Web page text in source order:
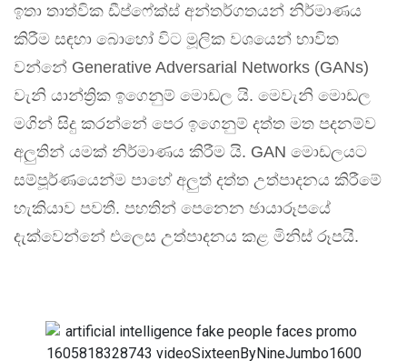
ඉතා තාත්වික ඩීප්ෆේක්ස් අන්තර්ගතයන් නිර්මාණය
කිරීම සඳහා බොහෝ විට මූලික වශයෙන් භාවිත
වන්නේ Generative Adversarial Networks (GANs)
වැනි යාන්ත්‍රික ඉගෙනුම් මොඩල යි. මෙවැනි මොඩල
මගින් සිදු කරන්නේ පෙර ඉගෙනුම් දත්ත මත පදනම්ව
අලුතින් යමක් නිර්මාණය කිරීම යි. GAN මොඩලයට
සම්පූර්ණයෙන්ම පාහේ අලුත් දත්ත උත්පාදනය කිරීමේ
හැකියාව පවතී. පහතින් පෙනෙන ඡායාරූපයේ
දැක්වෙන්නේ එලෙස උත්පාදනය කළ මිනිස් රූපයි.